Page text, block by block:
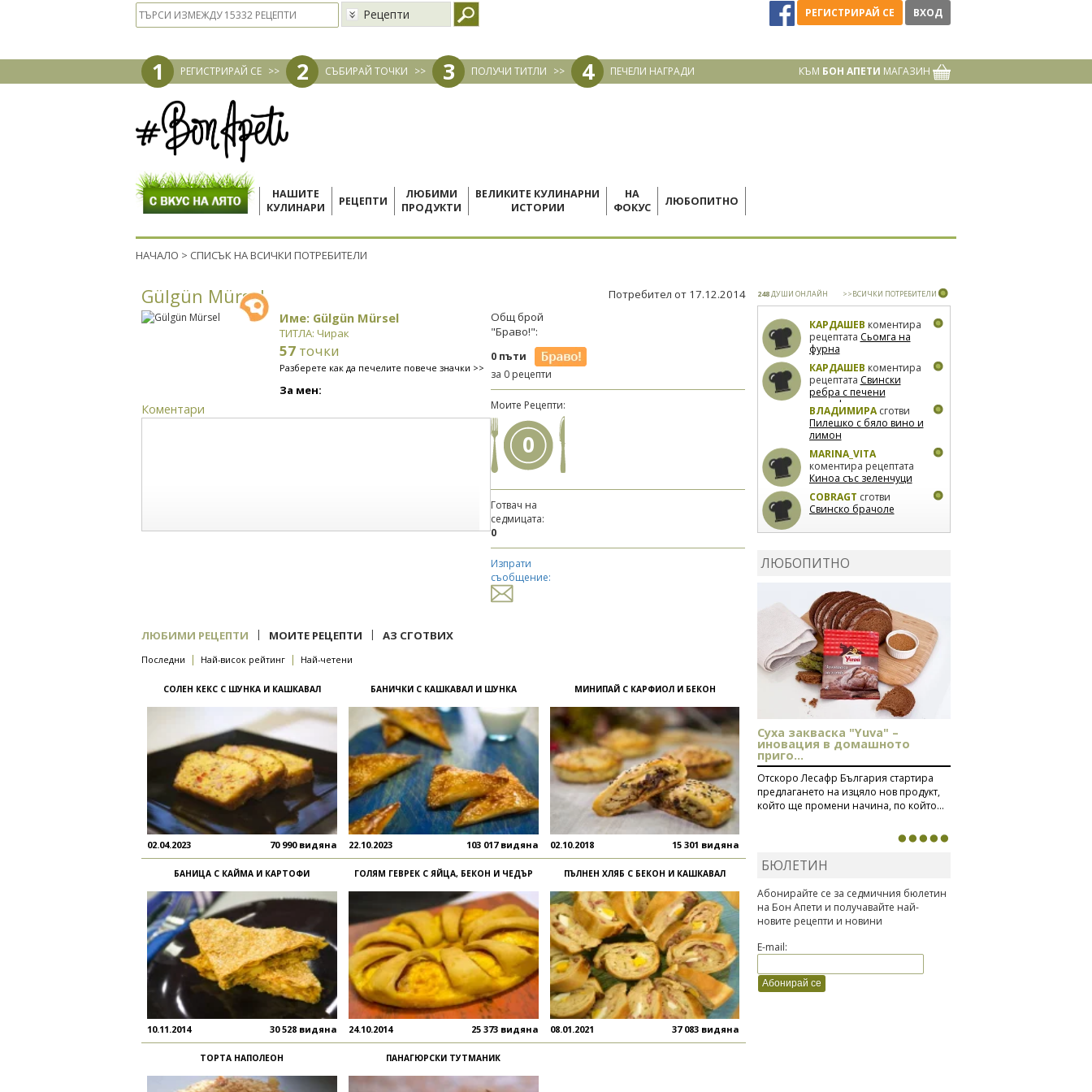
Рецепти РЕГИСТРИРАЙ СЕ ВХОД
1 РЕГИСТРИРАЙ СЕ >> 2 СЪБИРАЙ ТОЧКИ >> 3 ПОЛУЧИ ТИТЛИ >> 4 ПЕЧЕЛИ НАГРАДИ КЪМ БОН АПЕТИ МАГАЗИН
НАШИТЕ
КУЛИНАРИ
РЕЦЕПТИ
ЛЮБИМИ
ПРОДУКТИ
ВЕЛИКИТЕ КУЛИНАРНИ
ИСТОРИИ
НА
ФОКУС
ЛЮБОПИТНО
НАЧАЛО > СПИСЪК НА ВСИЧКИ ПОТРЕБИТЕЛИ
Gülgün Mürsel Потребител от 17.12.2014
Име: Gülgün Mürsel
ТИТЛА: Чирак
57 точки
Разберете как да печелите повече значки >>
За мен:
Коментари
Общ брой
"Браво!":
0 пъти
за 0 рецепти
Моите Рецепти:
0
Готвач на
седмицата:
0
Изпрати
съобщение:
ЛЮБИМИ РЕЦЕПТИ | МОИТЕ РЕЦЕПТИ | АЗ СГОТВИХ
Последни | Най-висок рейтинг | Най-четени
СОЛЕН КЕКС С ШУНКА И КАШКАВАЛ
02.04.2023 70 990 видяна
БАНИЧКИ С КАШКАВАЛ И ШУНКА
22.10.2023 103 017 видяна
МИНИПАЙ С КАРФИОЛ И БЕКОН
02.10.2018 15 301 видяна
БАНИЦА С КАЙМА И КАРТОФИ
10.11.2014 30 528 видяна
ГОЛЯМ ГЕВРЕК С ЯЙЦА, БЕКОН И ЧЕДЪР
24.10.2014 25 373 видяна
ПЪЛНЕН ХЛЯБ С БЕКОН И КАШКАВАЛ
08.01.2021 37 083 видяна
ТОРТА НАПОЛЕОН ПАНАГЮРСКИ ТУТМАНИК
248ДУШИ ОНЛАЙН >>ВСИЧКИ ПОТРЕБИТЕЛИ
КАРДАШЕВ коментира
рецептата Сьомга на
фурна
КАРДАШЕВ коментира
рецептата Свински
ребра с печени
картофи
ВЛАДИМИРАсготви
Пилешко с бяло вино и
лимон
MARINA_VITA
коментира рецептата
Киноа със зеленчуци
COBRAGT сготви
Свинско брачоле
Фокача със синьо
сирене, лук и орехи
ЛЮБОПИТНО
Суха закваска "Yuva" –
иновация в домашното
приго...
Отскоро Лесафр България стартира
предлагането на изцяло нов продукт,
който ще промени начина, по който...
БЮЛЕТИН
Абонирайте се за седмичния бюлетин
на Бон Апети и получавайте най-
новите рецепти и новини
E-mail: